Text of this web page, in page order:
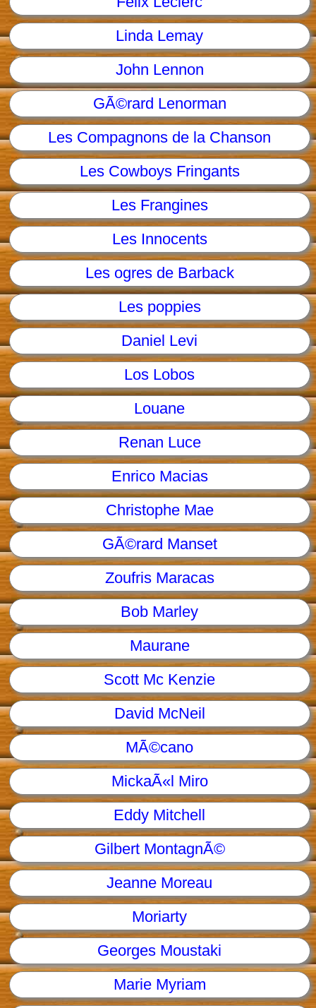
Linda Lemay
John Lennon
GÃ©rard Lenorman
Les Compagnons de la Chanson
Les Cowboys Fringants
Les Frangines
Les Innocents
Les ogres de Barback
Les poppies
Daniel Levi
Los Lobos
Louane
Renan Luce
Enrico Macias
Christophe Mae
GÃ©rard Manset
Zoufris Maracas
Bob Marley
Maurane
Scott Mc Kenzie
David McNeil
MÃ©cano
MickaÃ«l Miro
Eddy Mitchell
Gilbert MontagnÃ©
Jeanne Moreau
Moriarty
Georges Moustaki
Marie Myriam